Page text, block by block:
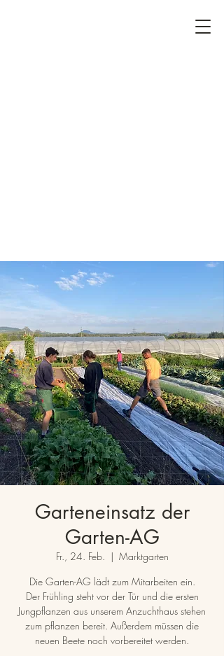
Garteneinsatz der
Garten-AG
Fr., 24. Feb.
  |
Marktgarten
Die Garten-AG lädt zum Mitarbeiten ein.
Der Frühling steht vor der Tür und die ersten
Jungpflanzen aus unserem Anzuchthaus stehen
zum pflanzen bereit. Außerdem müssen die
neuen Beete noch vorbereitet werden.